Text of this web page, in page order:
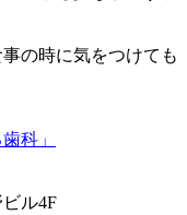
の時に気をつけても
ル4F